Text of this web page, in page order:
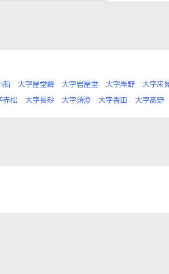
船 大字屋堂羅 大字岩屋堂 大字岸野 大字来
赤松 大字長砂 大字須澄 大字香田 大字高野